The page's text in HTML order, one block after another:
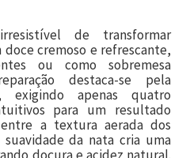
de transformar
cremoso e refrescante,
ou como sobremesa
destaca-se pela
exigindo apenas quatro
para um resultado
a textura aerada dos
da nata cria uma
doçura e acidez natural.